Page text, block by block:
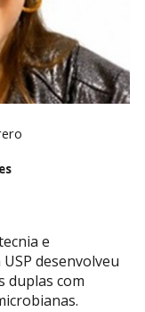
e
desenvolveu
duplas com